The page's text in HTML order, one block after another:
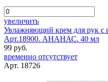
увеличить
Увлажняющий крем для рук
Арт.18900. АНАНАС. 40 мл
99 руб.
временно отсутствует
Арт. 18726